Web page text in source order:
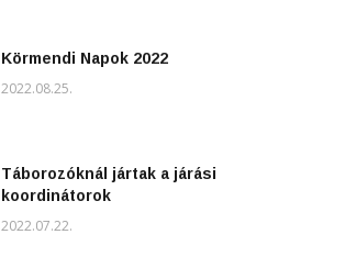
Körmendi Napok 2022
2022.08.25.
Táborozóknál jártak a járási
koordinátorok
2022.07.22.